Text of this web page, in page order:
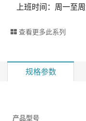
上班时间：周一至
查看更多此系列
规格参数
产品型号